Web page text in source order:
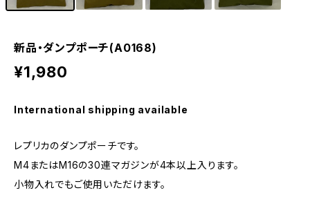
新品・ダンプポーチ(A0168)
¥1,980
International shipping available
レプリカのダンプポーチです。
M4またはM16の30連マガジンが4本以上入ります。
小物入れでもご使用いただけます。